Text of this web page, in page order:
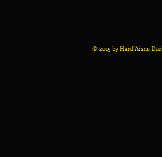
© 2015 by Hard'Aisne